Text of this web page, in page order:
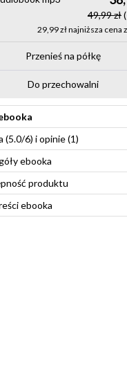
49,99 zł
29,99 zł najniższa cena
Przenieś na półkę
Do przechowalni
(5.0/6) i opinie (1)
ebooka
produktu
ebooka